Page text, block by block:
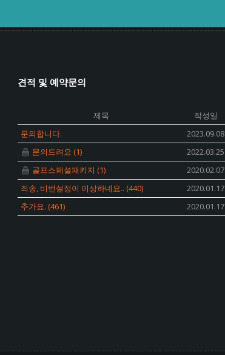
View Larger More Details
견적 및 예약문의
제목
작성일
문의합니다.
2023.09.08
문의드려요 (1)
2022.03.25
골프스페셜패키지 (1)
2020.02.07
죄송, 비번설정이 이상하네요.. (440)
2020.01.17
추가요. (461) 2020.01.17